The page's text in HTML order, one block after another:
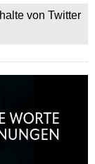
von Twitter